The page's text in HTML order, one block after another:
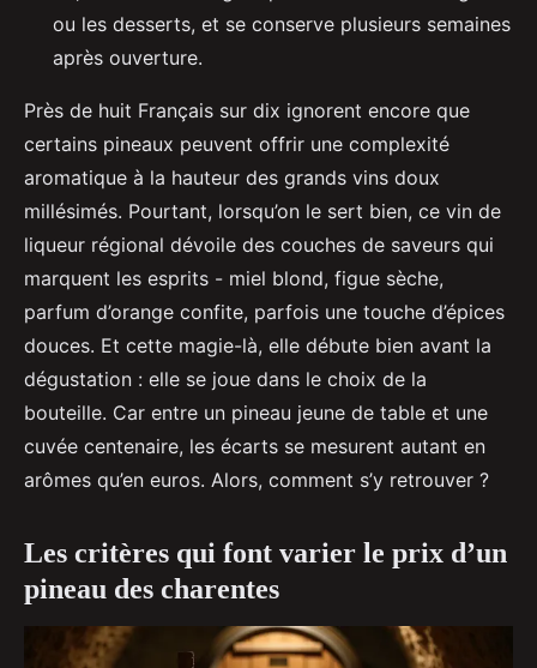
ou les desserts, et se conserve plusieurs semaines
après ouverture.
Près de huit Français sur dix ignorent encore que
certains pineaux peuvent offrir une complexité
aromatique à la hauteur des grands vins doux
millésimés. Pourtant, lorsqu’on le sert bien, ce vin de
liqueur régional dévoile des couches de saveurs qui
marquent les esprits - miel blond, figue sèche,
parfum d’orange confite, parfois une touche d’épices
douces. Et cette magie-là, elle débute bien avant la
dégustation : elle se joue dans le choix de la
bouteille. Car entre un pineau jeune de table et une
cuvée centenaire, les écarts se mesurent autant en
arômes qu’en euros. Alors, comment s’y retrouver ?
Les critères qui font varier le prix d’un
pineau des charentes